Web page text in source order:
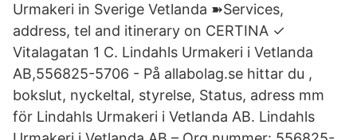
Urmakeri in Sverige Vetlanda ➽Services,
address, tel and itinerary on CERTINA ✓
Vitalagatan 1 C. Lindahls Urmakeri i Vetlanda
AB,556825-5706 - På allabolag.se hittar du ,
bokslut, nyckeltal, styrelse, Status, adress mm
för Lindahls Urmakeri i Vetlanda AB. Lindahls